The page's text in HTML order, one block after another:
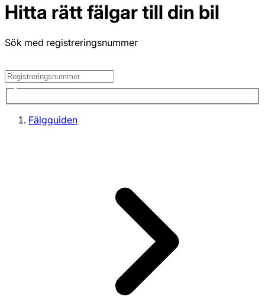
Hitta rätt fälgar till din bil
Sök med registreringsnummer
Fälgguiden